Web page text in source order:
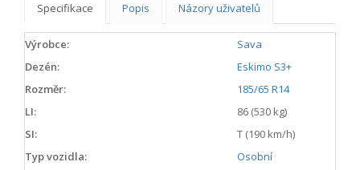
Specifikace Popis Názory uživatelů
Výrobce:
Sava
Dezén:
Eskimo S3+
Rozměr:
185/65 R14
LI:
86 (530 kg)
SI:
T (190 km/h)
Typ vozidla:
Osobní